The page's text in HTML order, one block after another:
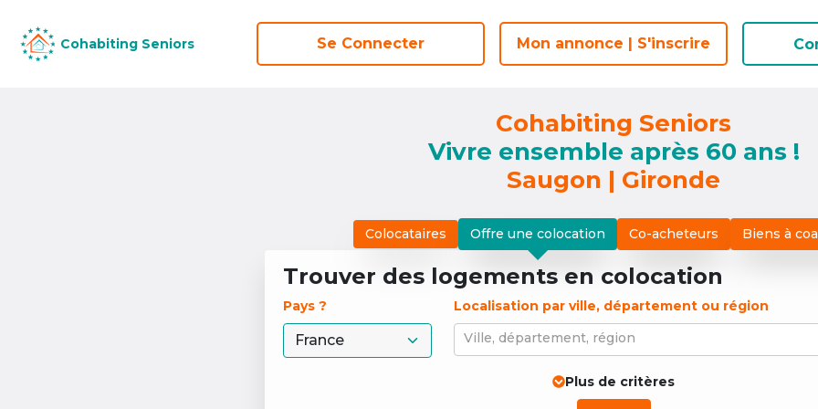
Cohabiting Seniors Se Connecter Mon annonce | S'inscrire
Cohabiting Seniors Se Connecter Mon annonce | S'inscrire
Cohabiting Seniors
Vivre ensemble après 60 ans !
Saugon | Gironde
Colocataires Offre une colocation Co-acheteurs Biens à
Trouver des logements en colocation
Pays ?
Localisation par ville, département ou région
Ville, département, région
Plus de critères